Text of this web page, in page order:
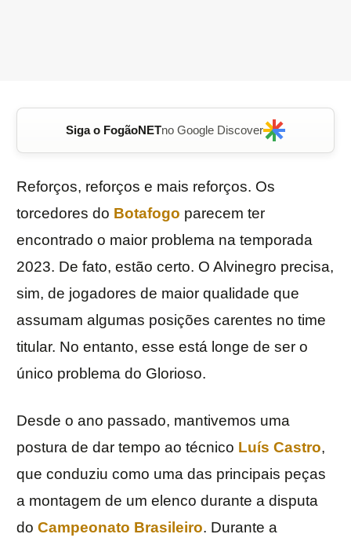
Siga o FogãoNETno Google Discover
Reforços, reforços e mais reforços. Os
torcedores do Botafogo parecem ter
encontrado o maior problema na temporada
2023. De fato, estão certo. O Alvinegro precisa,
sim, de jogadores de maior qualidade que
assumam algumas posições carentes no time
titular. No entanto, esse está longe de ser o
único problema do Glorioso.
Desde o ano passado, mantivemos uma
postura de dar tempo ao técnico Luís Castro,
que conduziu como uma das principais peças
a montagem de um elenco durante a disputa
do Campeonato Brasileiro. Durante a